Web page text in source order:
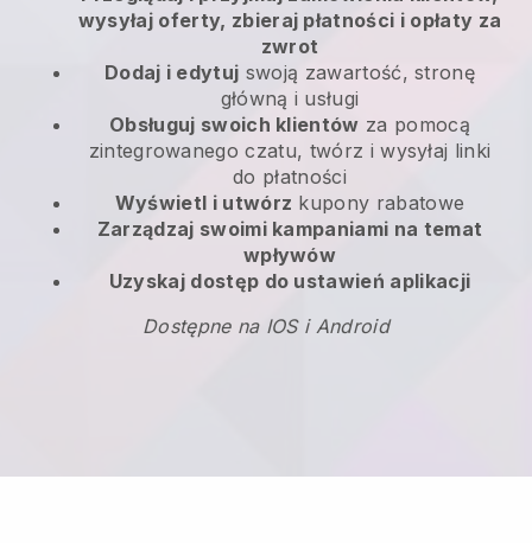
wysyłaj oferty, zbieraj płatności i opłaty za
zwrot
Dodaj i edytuj swoją zawartość, stronę
główną i usługi
Obsługuj swoich klientów za pomocą
zintegrowanego czatu, twórz i wysyłaj linki
do płatności
Wyświetl i utwórz kupony rabatowe
Zarządzaj swoimi kampaniami na temat
wpływów
Uzyskaj dostęp do ustawień aplikacji
Dostępne na IOS i Android